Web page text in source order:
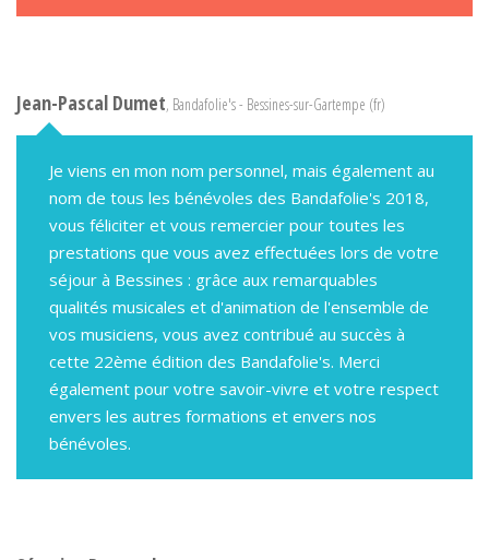
Jean-Pascal Dumet, Bandafolie's - Bessines-sur-Gartempe (fr)
Je viens en mon nom personnel, mais également au
nom de tous les bénévoles des Bandafolie's 2018,
vous féliciter et vous remercier pour toutes les
prestations que vous avez effectuées lors de votre
séjour à Bessines : grâce aux remarquables
qualités musicales et d'animation de l'ensemble de
vos musiciens, vous avez contribué au succès à
cette 22ème édition des Bandafolie's. Merci
également pour votre savoir-vivre et votre respect
envers les autres formations et envers nos
bénévoles.